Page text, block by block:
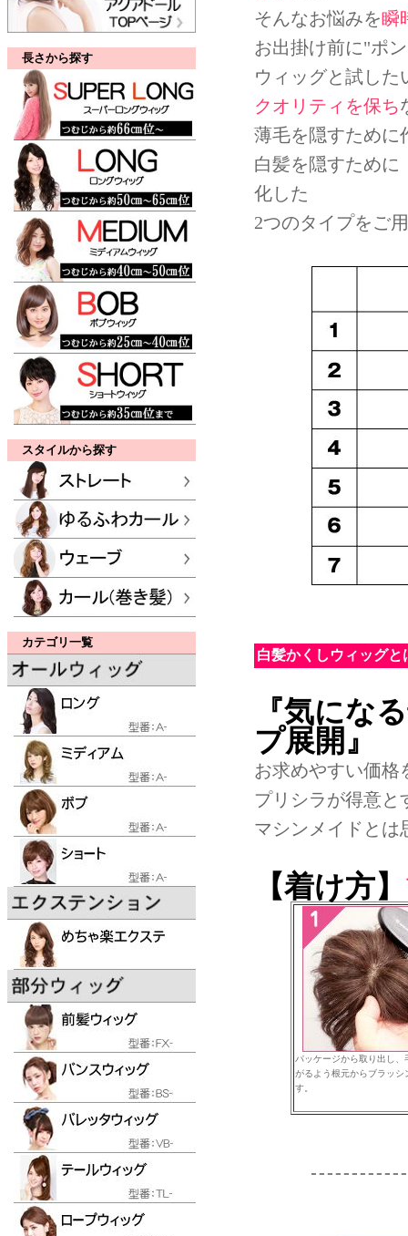
長さから探す
スタイルから探す
カテゴリ一覧
そんなお悩みを瞬
お出掛け前に"ポ
ウィッグと試した
クオリティを保ち
薄毛を隠すために
白髪を隠すために
化した
2つのタイプをご
白髪かくしウィッグ
『気にな
プ展開』
お求めやすい価格
プリシラが得意と
マシンメイドとは
【着け方】
パッケージから取り出し、
がるよう根元からブラッシ
す。